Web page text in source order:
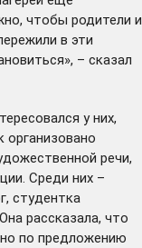
чтобы родители и
в эти
– сказал
у них,
организовано
речи,
Среди них –
студентка
рассказала, что
по предложению